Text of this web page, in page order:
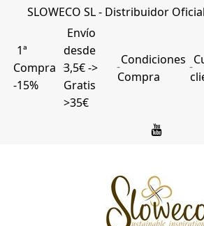
Saltar
contenido
SLOWECO SL - Distribuidor
1ª
Compra
-15%
Envío
desde
3,5€ ->
Gratis
>35€
Condiciones
Compra